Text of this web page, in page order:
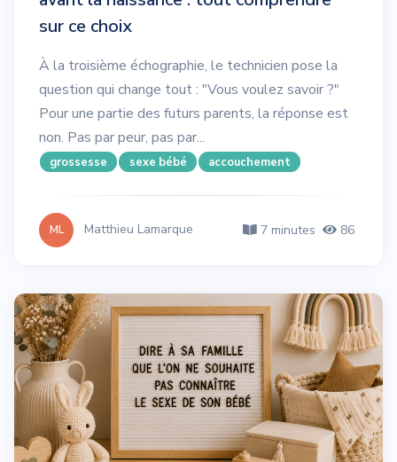
sur ce choix
À la troisième échographie, le technicien pose la
question qui change tout : "Vous voulez savoir ?"
Pour une partie des futurs parents, la réponse est
non. Pas par peur, pas par...
grossesse sexe bébé accouchement
ML Matthieu Lamarque 7 minutes 86